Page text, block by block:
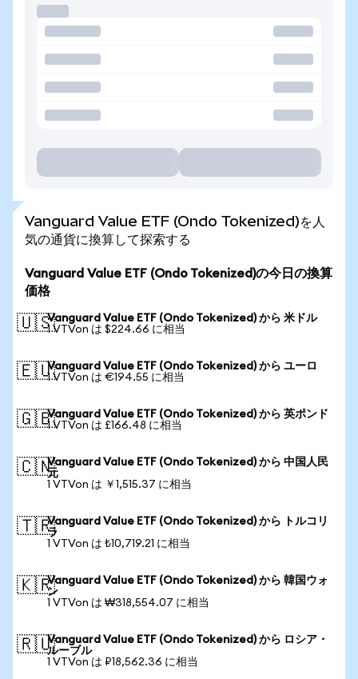
Vanguard Value ETF (Ondo Tokenized)を人
気の通貨に換算して探索する
Vanguard Value ETF (Ondo Tokenized)の今日の換算
価格
🇺🇸Vanguard Value ETF (Ondo Tokenized) から 米ドル
1 VTVon は $224.66 に相当
🇪🇺Vanguard Value ETF (Ondo Tokenized) から ユーロ
1 VTVon は €194.55 に相当
🇬🇧Vanguard Value ETF (Ondo Tokenized) から 英ポンド
1 VTVon は £166.48 に相当
🇨🇳Vanguard Value ETF (Ondo Tokenized) から 中国人民
元
1 VTVon は ￥1,515.37 に相当
🇹🇷Vanguard Value ETF (Ondo Tokenized) から トルコリ
ラ
1 VTVon は ₺10,719.21 に相当
🇰🇷Vanguard Value ETF (Ondo Tokenized) から 韓国ウォ
ン
1 VTVon は ₩318,554.07 に相当
🇷🇺Vanguard Value ETF (Ondo Tokenized) から ロシア・
ルーブル
1 VTVon は ₽18,562.36 に相当